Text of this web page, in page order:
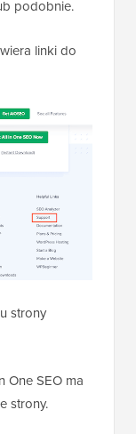
podobnie.
linki do
strony
One SEO ma
strony.